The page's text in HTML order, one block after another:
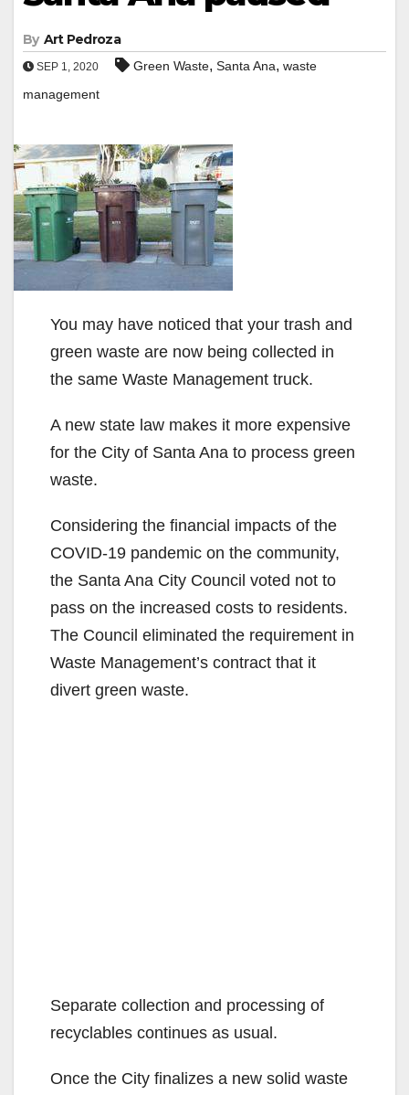
By Art Pedroza
SEP 1, 2020 Green Waste, Santa Ana, waste
management
You may have noticed that your trash and
green waste are now being collected in
the same Waste Management truck.
A new state law makes it more expensive
for the City of Santa Ana to process green
waste.
Considering the financial impacts of the
COVID-19 pandemic on the community,
the Santa Ana City Council voted not to
pass on the increased costs to residents.
The Council eliminated the requirement in
Waste Management’s contract that it
divert green waste.
Separate collection and processing of
recyclables continues as usual.
Once the City finalizes a new solid waste